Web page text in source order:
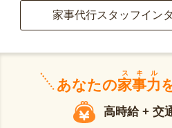
家事代行スタッフイン
あなたの家事力
スキル
高時給 + 交